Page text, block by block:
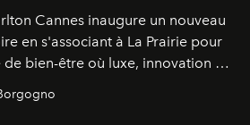
Cannes inaugure un nouveau
en s'associant à La Prairie pour
bien-être où luxe, innovation et